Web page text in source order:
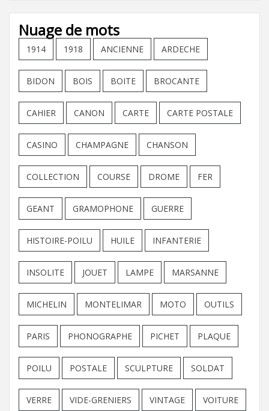
Nuage de mots
1914 1918 ANCIENNE ARDECHE
BIDON BOIS BOITE BROCANTE
CAHIER CANON CARTE CARTE POSTALE
CASINO CHAMPAGNE CHANSON
COLLECTION COURSE DROME FER
GEANT GRAMOPHONE GUERRE
HISTOIRE-POILU HUILE INFANTERIE
INSOLITE JOUET LAMPE MARSANNE
MICHELIN MONTELIMAR MOTO OUTILS
PARIS PHONOGRAPHE PICHET PLAQUE
POILU POSTALE SCULPTURE SOLDAT
VERRE VIDE-GRENIERS VINTAGE VOITURE